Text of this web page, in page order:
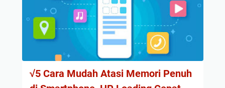
√5 Cara Mudah Atasi Memori Penuh